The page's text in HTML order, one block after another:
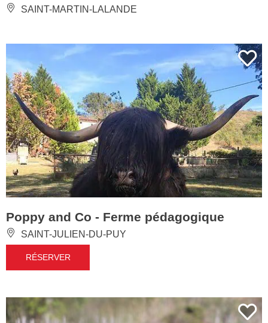
SAINT-MARTIN-LALANDE
Poppy and Co - Ferme pédagogique
SAINT-JULIEN-DU-PUY
RÉSERVER